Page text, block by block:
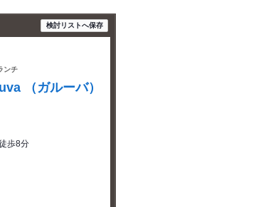
検討リストへ保存
ンチ
（ガルーバ）
歩8分